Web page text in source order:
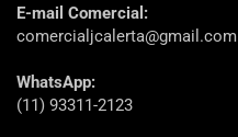
E-mail Comercial:
comercialjcalerta@gmail.com
WhatsApp:
(11) 93311-2123